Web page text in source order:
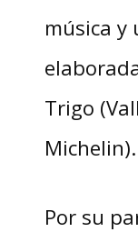
música y
Trigo
Michelin).
Por su